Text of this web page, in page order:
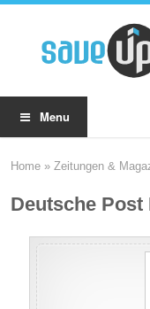
Menu
Home »Zeitungen &
Deutsche